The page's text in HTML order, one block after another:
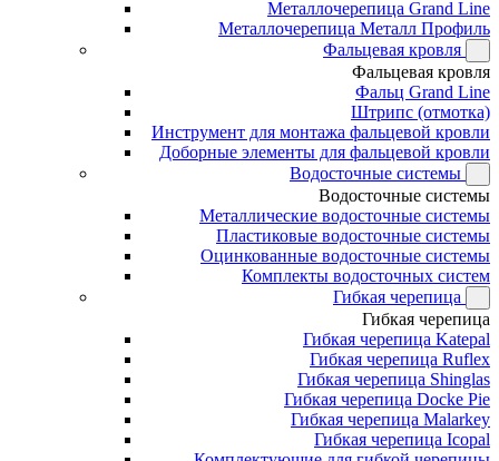
Металлочерепица Grand Line
Металлочерепица Металл Профиль
Фальцевая кровля
Фальцевая кровля
Фальц Grand Line
Штрипс (отмотка)
Инструмент для монтажа фальцевой кровли
Доборные элементы для фальцевой кровли
Водосточные системы
Водосточные системы
Металлические водосточные системы
Пластиковые водосточные системы
Оцинкованные водосточные системы
Комплекты водосточных систем
Гибкая черепица
Гибкая черепица
Гибкая черепица Katepal
Гибкая черепица Ruflex
Гибкая черепица Shinglas
Гибкая черепица Docke Pie
Гибкая черепица Malarkey
Гибкая черепица Icopal